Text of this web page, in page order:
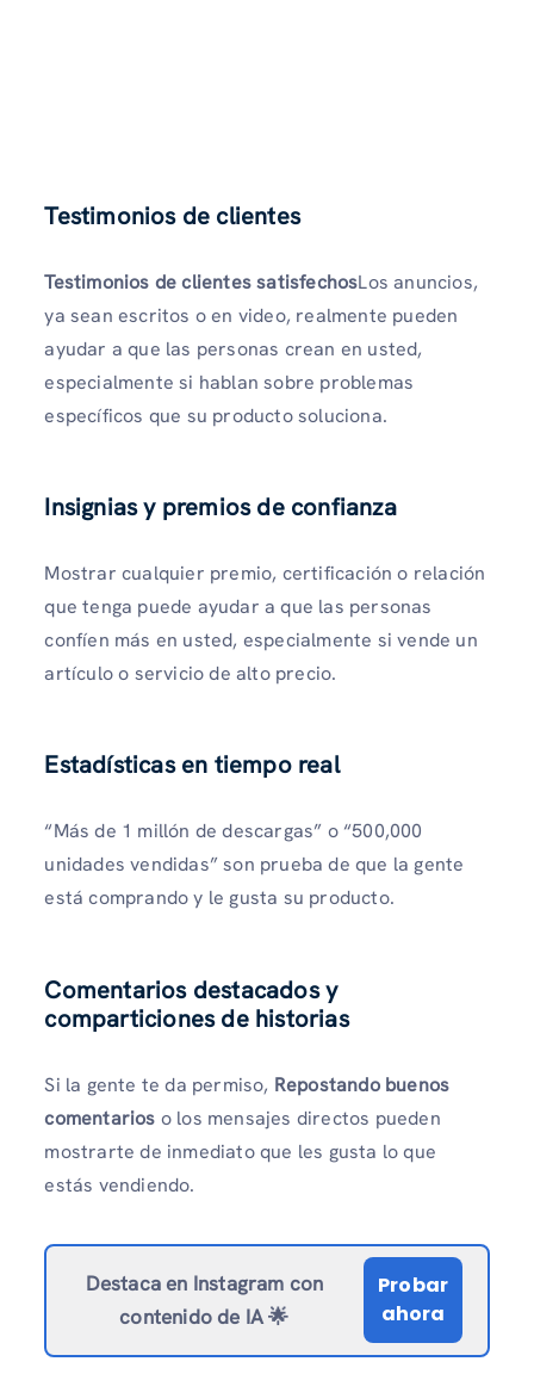
Testimonios de clientes
Testimonios de clientes satisfechosLos anuncios,
ya sean escritos o en video, realmente pueden
ayudar a que las personas crean en usted,
especialmente si hablan sobre problemas
específicos que su producto soluciona.
Insignias y premios de confianza
Mostrar cualquier premio, certificación o relación
que tenga puede ayudar a que las personas
confíen más en usted, especialmente si vende un
artículo o servicio de alto precio.
Estadísticas en tiempo real
“Más de 1 millón de descargas” o “500,000
unidades vendidas” son prueba de que la gente
está comprando y le gusta su producto.
Comentarios destacados y
comparticiones de historias
Si la gente te da permiso, Repostando buenos
comentarios o los mensajes directos pueden
mostrarte de inmediato que les gusta lo que
estás vendiendo.
Destaca en Instagram con
contenido de IA 🌟
Probar
ahora